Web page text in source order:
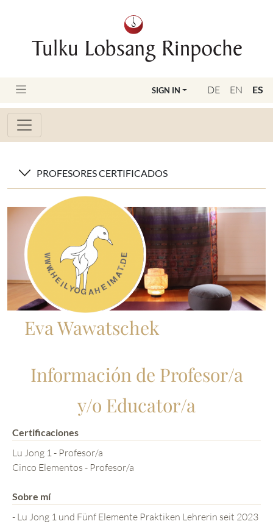
DE EN ES
SIGN IN
PROFESORES CERTIFICADOS
Eva Wawatschek
Información de Profesor/a
y/o Educator/a
Certificaciones
Lu Jong 1 - Profesor/a
Cinco Elementos - Profesor/a
Sobre mí
- Lu Jong 1 und Fünf Elemente Praktiken Lehrerin seit 2023